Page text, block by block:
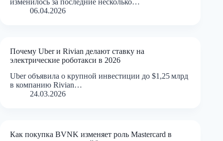
06.04.2026
Почему Uber и Rivian делают ставку на
электрические роботакси в 2026
Uber объявила о крупной инвестиции до $1,25 млрд
в компанию Rivian…
24.03.2026
Как покупка BVNK изменяет роль Mastercard в